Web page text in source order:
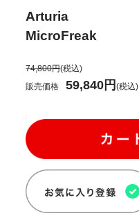
Arturia
MicroFreak
74,800円(税込)
販売価格
59,840円(税込)